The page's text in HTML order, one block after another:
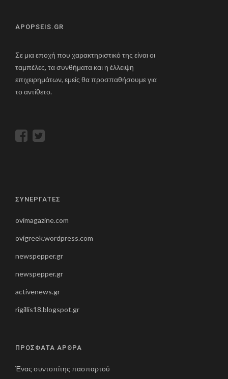
APOPSEIS.GR
Σε μια εποχή που χαρακτηριστικό της είναι οι
ταμπέλες, τα συνθήματα και η έλλειψη
επιχειρημάτων, εμείς θα προσπαθήσουμε για
το αντίθετο.
ΣΥΝΕΡΓΑΤΕΣ
ovimagazine.com
ovigreek.wordpress.com
newspepper.gr
newspepper.gr
activenews.gr
rigillis18.blogspot.gr
ΠΡΟΣΦΑΤΑ ΑΡΘΡΑ
Ένας συντοπίτης πασπαρτού